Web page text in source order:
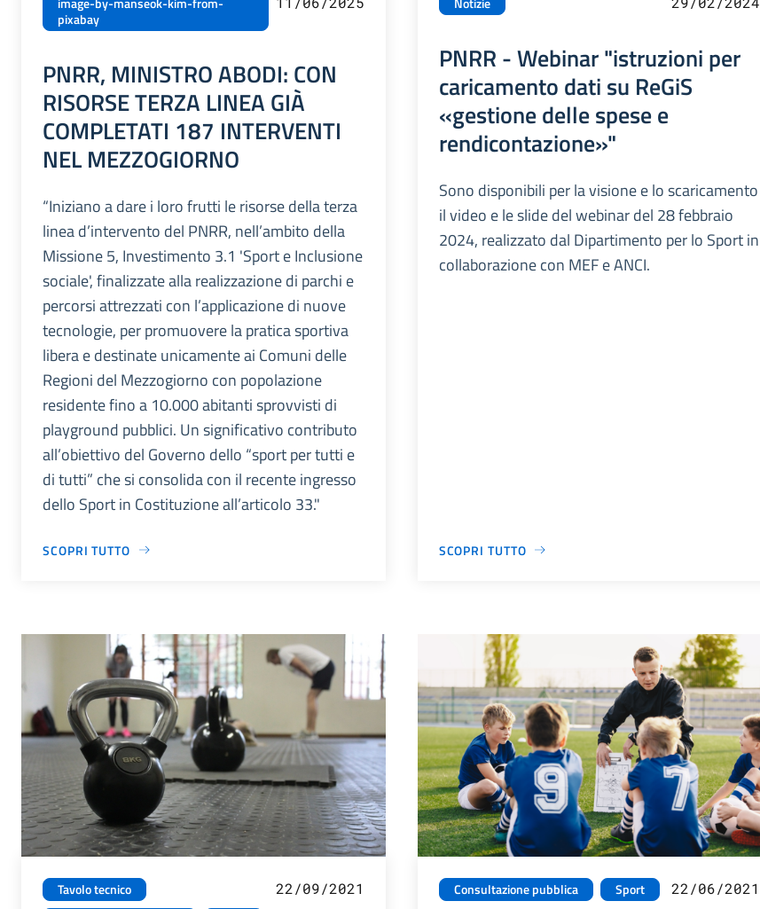
pixabay
PNRR, MINISTRO ABODI: CON
RISORSE TERZA LINEA GIÀ
COMPLETATI 187 INTERVENTI
NEL MEZZOGIORNO
“Iniziano a dare i loro frutti le risorse della terza
linea d’intervento del PNRR, nell’ambito della
Missione 5, Investimento 3.1 'Sport e Inclusione
sociale', finalizzate alla realizzazione di parchi e
percorsi attrezzati con l’applicazione di nuove
tecnologie, per promuovere la pratica sportiva
libera e destinate unicamente ai Comuni delle
Regioni del Mezzogiorno con popolazione
residente fino a 10.000 abitanti sprovvisti di
playground pubblici. Un significativo contributo
all’obiettivo del Governo dello “sport per tutti e
di tutti” che si consolida con il recente ingresso
dello Sport in Costituzione all’articolo 33."
SCOPRI TUTTO
PNRR - Webinar "istruzioni per
caricamento dati su ReGiS
«gestione delle spese e
rendicontazione»"
Sono disponibili per la visione e lo scaricamento
il video e le slide del webinar del 28 febbraio
2024, realizzato dal Dipartimento per lo Sport in
collaborazione con MEF e ANCI.
SCOPRI TUTTO
Tavolo tecnico
22/09/2021 Consultazione pubblica Sport 22/06/2021